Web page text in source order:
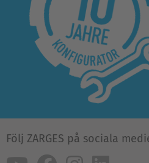
Följ ZARGES på sociala